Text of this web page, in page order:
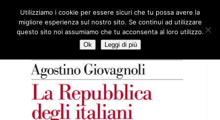
HOME CHI SIAMO LA RETE LE RADICI DOCUMENTAZIONE
AREE TEMATICHE
Utilizziamo i cookie per essere sicuri che tu possa avere la
migliore esperienza sul nostro sito. Se continui ad utilizzare
questo sito noi assumiamo che tu acconsenta al loro utilizzo.
Ok Leggi di più